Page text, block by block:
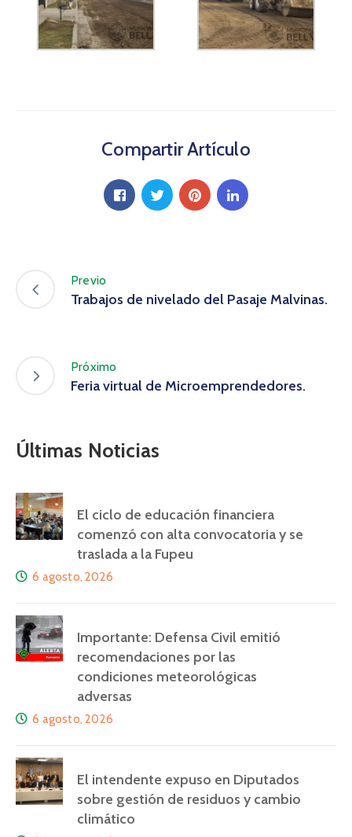
Compartir Artículo
Previo
Trabajos de nivelado del Pasaje Malvinas.
Próximo
Feria virtual de Microemprendedores.
Últimas Noticias
El ciclo de educación financiera
comenzó con alta convocatoria y se
traslada a la Fupeu
6 agosto, 2026
Importante: Defensa Civil emitió
recomendaciones por las
condiciones meteorológicas
adversas
6 agosto, 2026
El intendente expuso en Diputados
sobre gestión de residuos y cambio
climático